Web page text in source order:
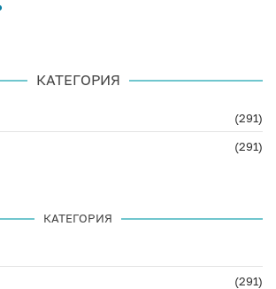
КАТЕГОРИЯ
(291)
(291)
КАТЕГОРИЯ
(291)